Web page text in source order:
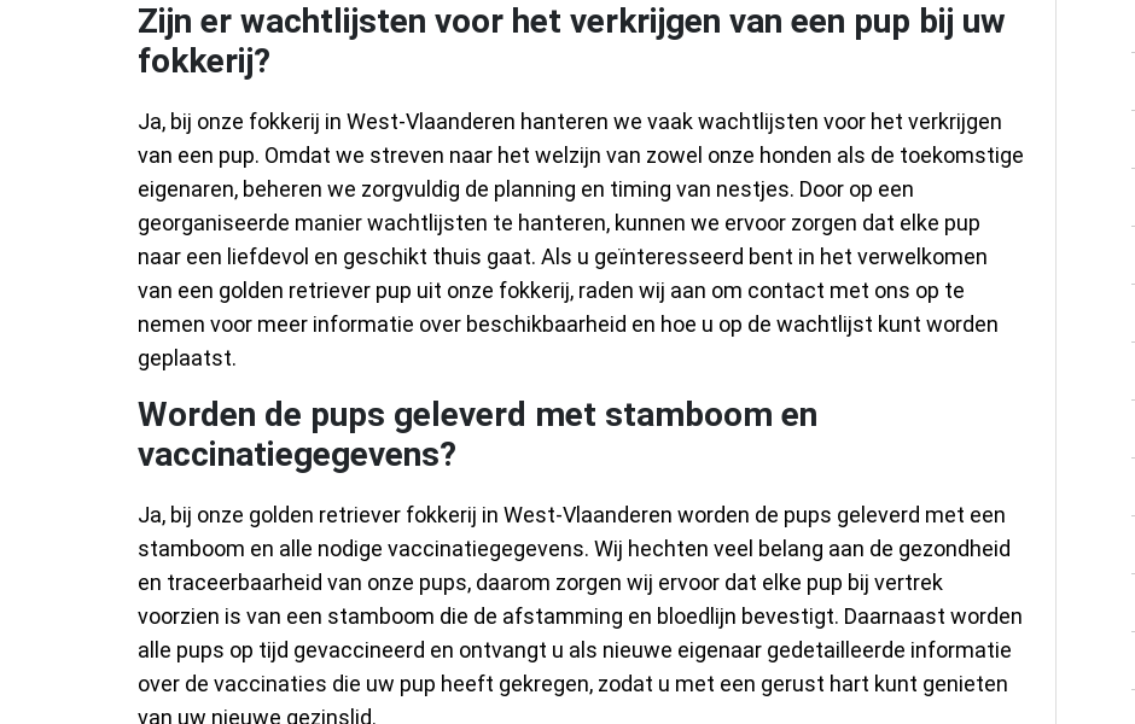
Zijn er wachtlijsten voor het verkrijgen van een pup bij uw
fokkerij?
Ja, bij onze fokkerij in West-Vlaanderen hanteren we vaak wachtlijsten voor het verkrijgen
van een pup. Omdat we streven naar het welzijn van zowel onze honden als de toekomstige
eigenaren, beheren we zorgvuldig de planning en timing van nestjes. Door op een
georganiseerde manier wachtlijsten te hanteren, kunnen we ervoor zorgen dat elke pup
naar een liefdevol en geschikt thuis gaat. Als u geïnteresseerd bent in het verwelkomen
van een golden retriever pup uit onze fokkerij, raden wij aan om contact met ons op te
nemen voor meer informatie over beschikbaarheid en hoe u op de wachtlijst kunt worden
geplaatst.
Worden de pups geleverd met stamboom en
vaccinatiegegevens?
Ja, bij onze golden retriever fokkerij in West-Vlaanderen worden de pups geleverd met een
stamboom en alle nodige vaccinatiegegevens. Wij hechten veel belang aan de gezondheid
en traceerbaarheid van onze pups, daarom zorgen wij ervoor dat elke pup bij vertrek
voorzien is van een stamboom die de afstamming en bloedlijn bevestigt. Daarnaast worden
alle pups op tijd gevaccineerd en ontvangt u als nieuwe eigenaar gedetailleerde informatie
over de vaccinaties die uw pup heeft gekregen, zodat u met een gerust hart kunt genieten
van uw nieuwe gezinslid.